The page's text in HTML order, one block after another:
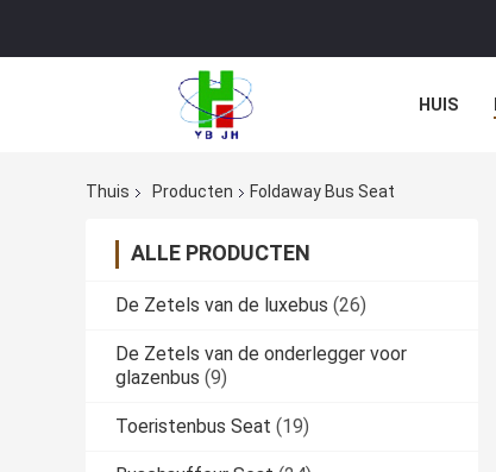
HUIS
Thuis Producten Foldaway Bus Seat
ALLE PRODUCTEN
De Zetels van de luxebus (26)
De Zetels van de onderlegger voor
glazenbus (9)
Toeristenbus Seat (19)